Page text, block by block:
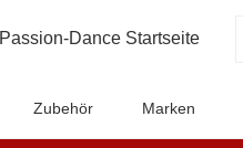
Zubehör Marken